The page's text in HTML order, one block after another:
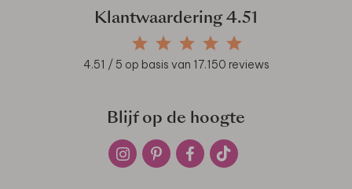
Klantwaardering 4.51
4.51 / 5 op basis van 17.150 reviews
Blijf op de hoogte